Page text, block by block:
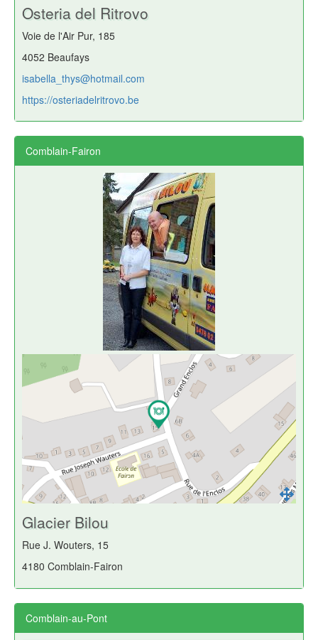
Osteria del Ritrovo
Voie de l'Air Pur, 185
4052 Beaufays
isabella_thys@hotmail.com
https://osteriadelritrovo.be
Comblain-Fairon
Glacier Bilou
Rue J. Wouters, 15
4180 Comblain-Fairon
Comblain-au-Pont